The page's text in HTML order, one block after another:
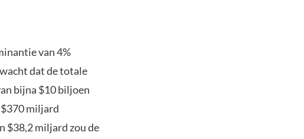
van 4%
dat de totale
bijna $10 biljoen
$370 miljard
$38,2 miljard zou de